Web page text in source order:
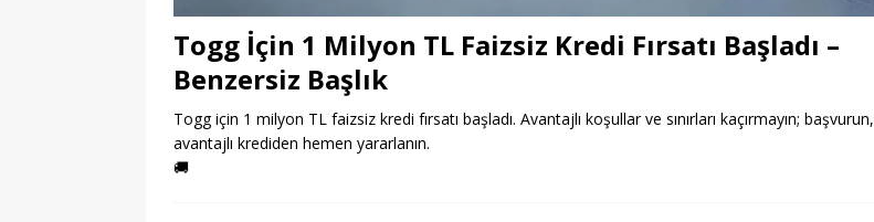
Togg İçin 1 Milyon TL Faizsiz Kredi Fırsatı Başladı –
Benzersiz Başlık
Togg için 1 milyon TL faizsiz kredi fırsatı başladı. Avantajlı koşullar ve sınırları kaçırmayın; başvurun,
avantajlı krediden hemen yararlanın.
🚚